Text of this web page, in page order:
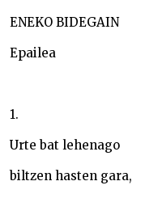
ENEKO BIDEGAIN
Epailea
1.
Urte bat lehenago
biltzen hasten gara,